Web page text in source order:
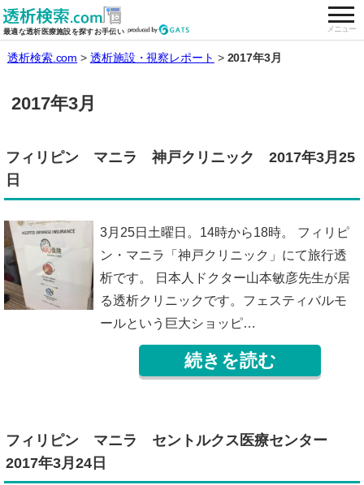
最適な透析医療施設を探すお手伝い メニュー
全国の透析施設を検索する
透析検索.com 透析施設・視察レポート 2017年3月
2017年3月
フィリピン マニラ 神戸クリニック 2017年3月25
日
3月25日土曜日。14時から18時。 フィリピ
ン・マニラ「神戸クリニック」にて旅行透
析です。 日本人ドクター山本敏彦先生が居
る透析クリニックです。フェスティバルモ
ールという巨大ショッピ…
続きを読む
フィリピン マニラ セントルクス医療センター
2017年3月24日